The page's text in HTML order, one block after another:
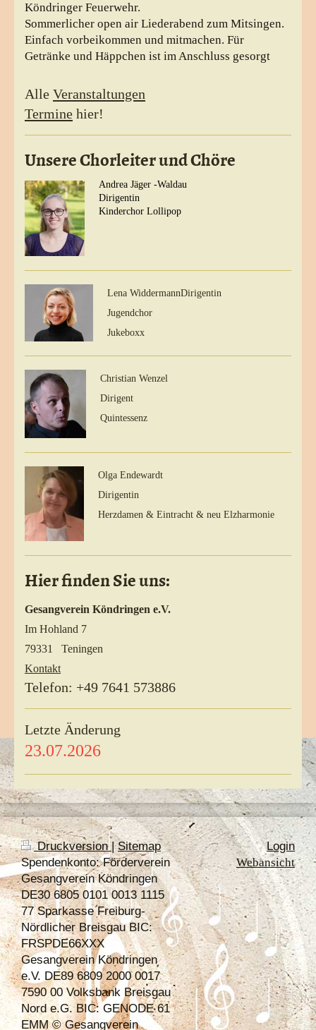
Köndringer Feuerwehr.
Sommerlicher open air Liederabend zum Mitsingen.
Einfach vorbeikommen und mitmachen. Für
Getränke und Häppchen ist im Anschluss gesorgt
Alle Veranstaltungen
Termine hier!
Unsere Chorleiter und Chöre
Andrea Jäger -Waldau
Dirigentin
Kinderchor Lollipop
Lena WiddermannDirigentin
Jugendchor
Jukeboxx
Christian Wenzel
Dirigent
Quintessenz
Olga Endewardt
Dirigentin
Herzdamen & Eintracht & neu Elzharmonie
Hier finden Sie uns:
Gesangverein Köndringen e.V.
Im Hohland 7
79331 Teningen
Kontakt
Telefon: +49 7641 573886
Letzte Änderung
23.07.2026
Druckversion| Sitemap
Spendenkonto: Förderverein
Gesangverein Köndringen
DE30 6805 0101 0013 1115
77 Sparkasse Freiburg-
Nördlicher Breisgau BIC:
FRSPDE66XXX
Gesangverein Köndringen
e.V. DE89 6809 2000 0017
7590 00 Volksbank Breisgau
Nord e.G. BIC: GENODE 61
EMM © Gesangverein
Login
Webansicht